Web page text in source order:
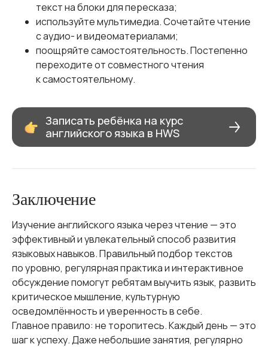
текст на блоки для пересказа;
используйте мультимедиа. Сочетайте чтение
с аудио- и видеоматериалами;
поощряйте самостоятельность. Постепенно
переходите от совместного чтения
к самостоятельному.
Записать ребёнка на курс
английского языка в HWS
Заключение
Изучение английского языка через чтение — это
эффективный и увлекательный способ развития
языковых навыков. Правильный подбор текстов
по уровню, регулярная практика и интерактивное
обсуждение помогут ребятам выучить язык, развить
критическое мышление, культурную
осведомлённость и уверенность в себе.
Главное правило: не торопитесь. Каждый день — это
шаг к успеху. Даже небольшие занятия, регулярно